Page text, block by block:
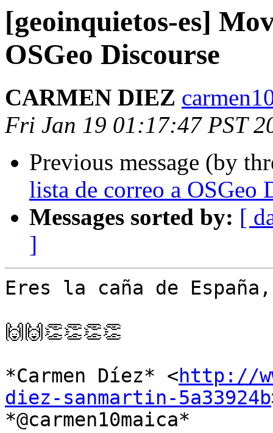
[geoinquietos-es]
OSGeo Discourse
CARMEN DIEZ
Fri Jan 19 01:17:47 PST
Previous message (by
lista de correo a OSGeo
Messages sorted by: [
]
Eres la caña de
🙌🙌👏👏👏👏
*Carmen Díez* <http://
diez-sanmartin-5a33924b
*@carmen10maica*